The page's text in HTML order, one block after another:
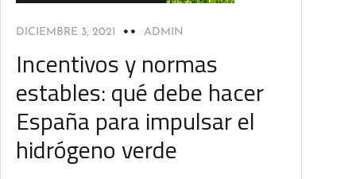
DICIEMBRE 3, 2021 ADMIN
Incentivos y normas
estables: qué debe hacer
España para impulsar el
hidrógeno verde